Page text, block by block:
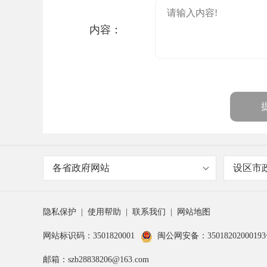
内容：
各省政府网站 设区市
隐私保护 使用帮助 联系我们 网站地图
网站标识码：3501820001 闽公网安备：
邮箱：szb28838206@163.com